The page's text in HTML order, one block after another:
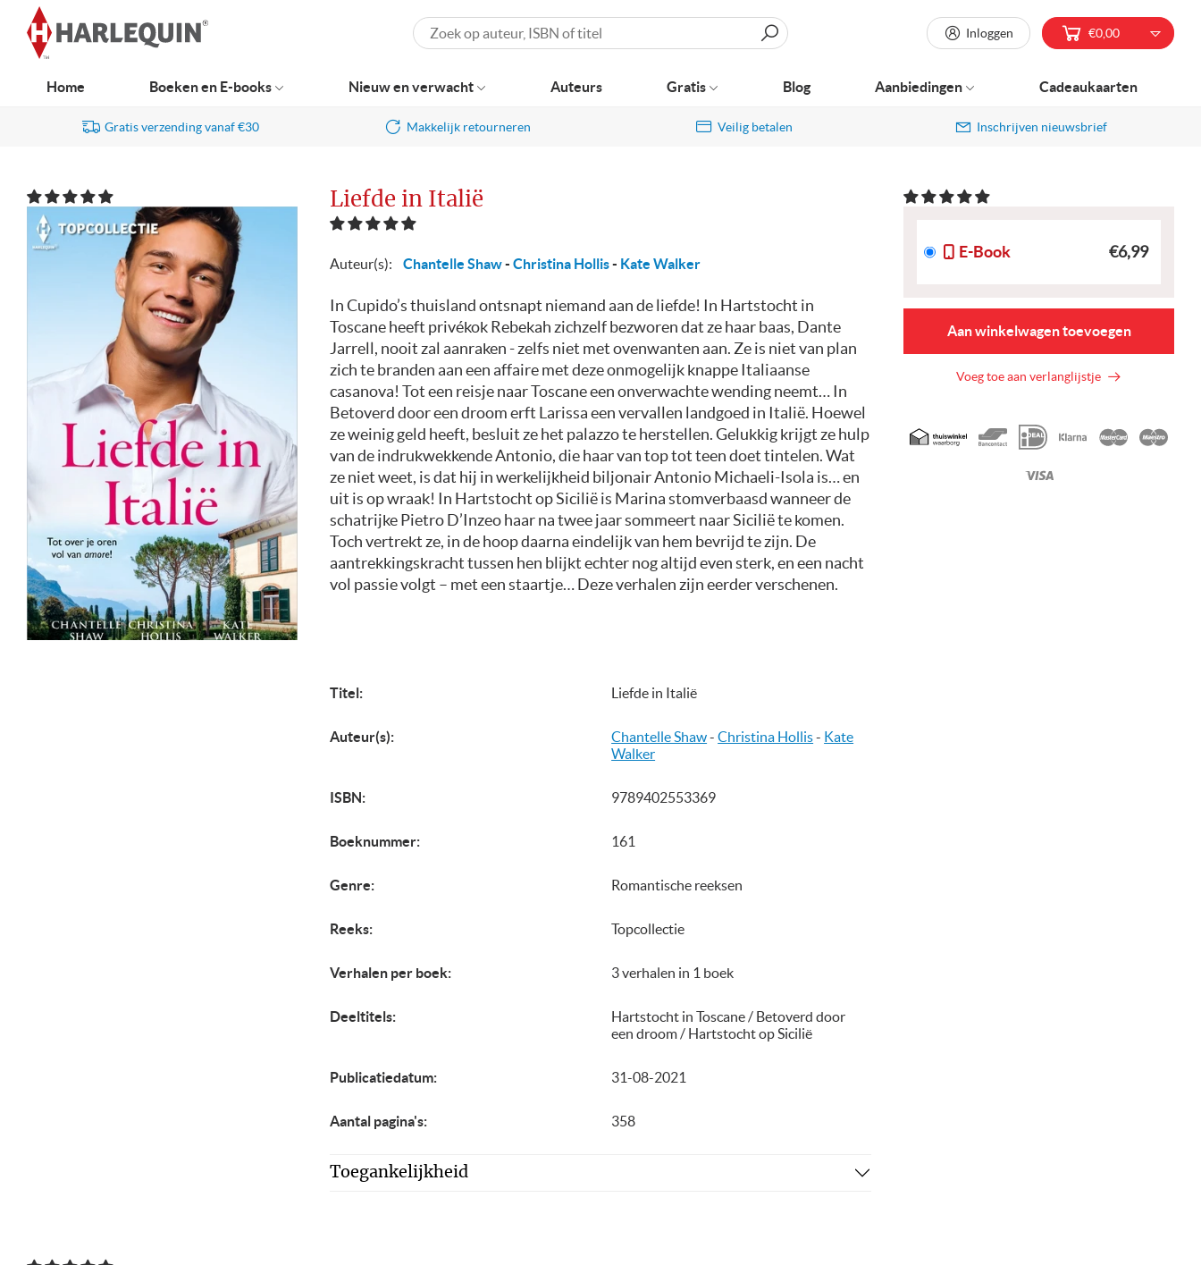
navigatie
Gratis verzending vanaf €30 Makkelijk retourneren Veilig betalen Inschrijven nieuwsbrief
Liefde in Italië
Auteur(s): Chantelle Shaw- Christina Hollis- Kate Walker
In Cupido’s thuisland ontsnapt niemand aan de liefde! In Hartstocht in
Toscane heeft privékok Rebekah zichzelf bezworen dat ze haar baas, Dante
Jarrell, nooit zal aanraken - zelfs niet met ovenwanten aan. Ze is niet van plan
zich te branden aan een affaire met deze onmogelijk knappe Italiaanse
casanova! Tot een reisje naar Toscane een onverwachte wending neemt… In
Betoverd door een droom erft Larissa een vervallen landgoed in Italië. Hoewel
ze weinig geld heeft, besluit ze het palazzo te herstellen. Gelukkig krijgt ze hulp
van de indrukwekkende Antonio, die haar van top tot teen doet tintelen. Wat
ze niet weet, is dat hij in werkelijkheid biljonair Antonio Michaeli-Isola is… en
uit is op wraak! In Hartstocht op Sicilië is Marina stomverbaasd wanneer de
schatrijke Pietro D’Inzeo haar na twee jaar sommeert naar Sicilië te komen.
Toch vertrekt ze, in de hoop daarna eindelijk van hem bevrijd te zijn. De
aantrekkingskracht tussen hen blijkt echter nog altijd even sterk, en een nacht
vol passie volgt – met een staartje… Deze verhalen zijn eerder verschenen.
Titel: Liefde in Italië
Auteur(s): Chantelle Shaw-Christina Hollis- Kate
Walker
ISBN: 9789402553369
Boeknummer: 161
Genre: Romantische reeksen
Reeks: Topcollectie
Verhalen per boek: 3 verhalen in 1 boek
Deeltitels:
Hartstocht in Toscane / Betoverd door
een droom / Hartstocht op Sicilië
Publicatiedatum: 31-08-2021
Aantal pagina's: 358
Toegankelijkheid
E-Book €6,99
Aan winkelwagen toevoegen
Voeg toe aan verlanglijstje
Geaccepteerde
betaalmethoden
Zoeken Inloggen €0,00
Home Boeken en E-books Nieuw en verwacht Auteurs Gratis Blog Aanbiedingen Cadeaukaarten